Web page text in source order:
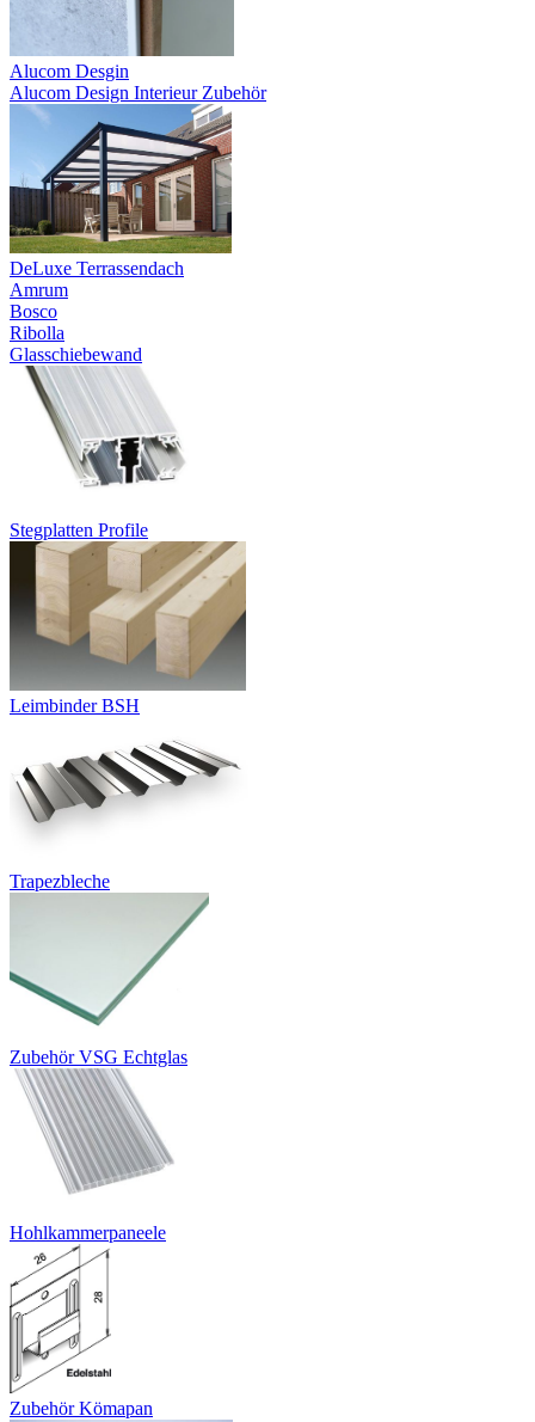
Alucom Desgin
Alucom Design Interieur Zubehör
DeLuxe Terrassendach
Amrum
Bosco
Ribolla
Glasschiebewand
Stegplatten Profile
Leimbinder BSH
Trapezbleche
Zubehör VSG Echtglas
Hohlkammerpaneele
Zubehör Kömapan